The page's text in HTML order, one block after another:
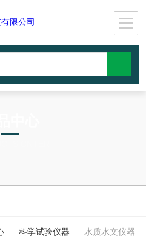
科学试验仪器 水质水文仪器